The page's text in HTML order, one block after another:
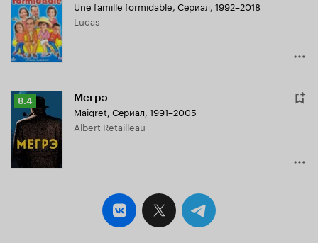
Une famille formidable, Сериал, 1992–2018
Lucas
Рейтинг
Кинопоиска
8.4
8.4 Мегрэ
Maigret, Сериал, 1991–2005
Albert Retailleau